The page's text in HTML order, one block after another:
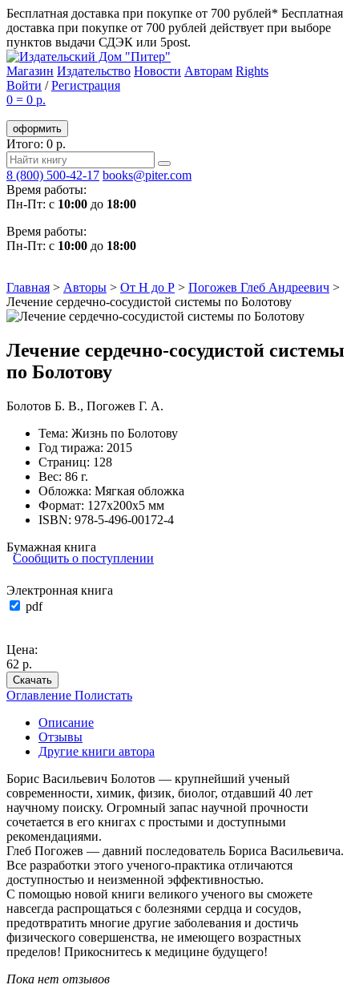
Бесплатная доставка при покупке от 700 рублей* Бесплатная
доставка при покупке от 700 рублей действует при выборе
пунктов выдачи СДЭК или 5post.
Магазин Издательство Новости Авторам Rights
Войти /Регистрация
0 = 0 р.
оформить
Итого: 0 р.
8 (800) 500-42-17 books@piter.com
Время работы:
Пн-Пт: с 10:00 до 18:00
Время работы:
Пн-Пт: с 10:00 до 18:00
Главная > Авторы > От Н до Р > Погожев Глеб Андреевич >
Лечение сердечно-сосудистой системы по Болотову
Лечение сердечно-сосудистой системы
по Болотову
Болотов Б. В., Погожев Г. А.
Тема: Жизнь по Болотову
Год тиража: 2015
Страниц: 128
Вес: 86 г.
Обложка: Мягкая обложка
Формат: 127х200х5 мм
ISBN: 978-5-496-00172-4
Бумажная книга
Сообщить о поступлении
Электронная книга
pdf
Цена:
62 р.
Скачать
Оглавление Полистать
Описание
Отзывы
Другие книги автора
Борис Васильевич Болотов — крупнейший ученый
современности, химик, физик, биолог, отдавший 40 лет
научному поиску. Огромный запас научной прочности
сочетается в его книгах с простыми и доступными
рекомендациями.
Глеб Погожев — давний последователь Бориса Васильевича.
Все разработки этого ученого-практика отличаются
доступностью и неизменной эффективностью.
С помощью новой книги великого ученого вы сможете
навсегда распрощаться с болезнями сердца и сосудов,
предотвратить многие другие заболевания и достичь
физического совершенства, не имеющего возрастных
пределов! Прикоснитесь к медицине будущего!
Пока нет отзывов